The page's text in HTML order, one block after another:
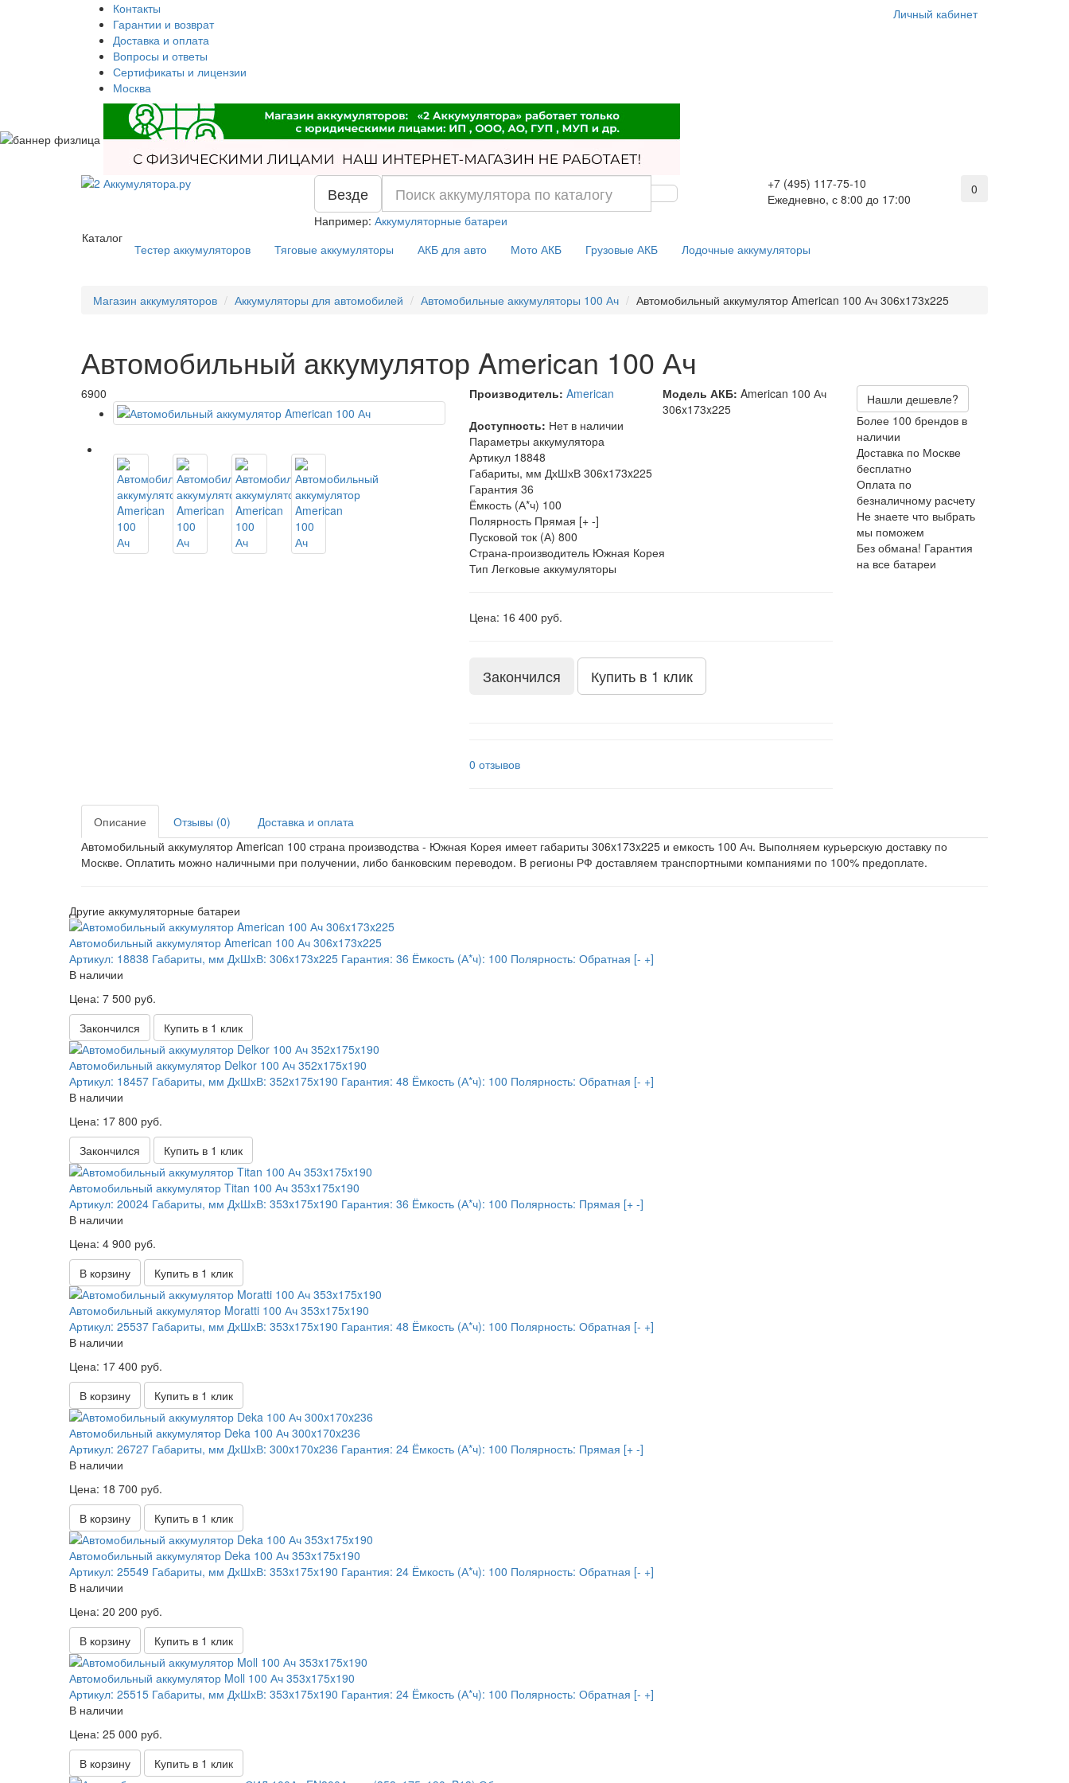
Личный кабинет
Контакты
Гарантии и возврат
Доставка и оплата
Вопросы и ответы
Сертификаты и лицензии
Москва
+7 (495) 117-75-10
Ежедневно, с 8:00 до 17:00
0
Везде
Например: Аккумуляторные батареи
Каталог
Тестер аккумуляторов Тяговые аккумуляторы АКБ для авто Мото АКБ Грузовые АКБ Лодочные аккумуляторы
Магазин аккумуляторов Аккумуляторы для автомобилей Автомобильные аккумуляторы 100 Ач Автомобильный аккумулятор American 100 Ач 306x173x225
Автомобильный аккумулятор American 100 Ач
6900 Производитель: American Модель АКБ: American 100 Ач
306x173x225
Доступность: Нет в наличии
Параметры аккумулятора
Артикул 18848
Габариты, мм ДхШхВ 306x173x225
Гарантия 36
Ёмкость (А*ч) 100
Полярность Прямая [+ -]
Пусковой ток (А) 800
Страна-производитель Южная Корея
Тип Легковые аккумуляторы
Цена: 16 400 руб.
Закончился Купить в 1 клик
0 отзывов
Нашли дешевле?
Более 100 брендов в
наличии
Доставка по Москве
бесплатно
Оплата по
безналичному расчету
Не знаете что выбрать
мы поможем
Без обмана! Гарантия
на все батареи
Описание Отзывы (0)
Доставка и оплата
Автомобильный аккумулятор American 100 страна производства - Южная Корея имеет габариты 306x173x225 и емкость 100 Ач. Выполняем курьерскую доставку по
Москве. Оплатить можно наличными при получении, либо банковским переводом. В регионы РФ доставляем транспортными компаниями по 100% предоплате.
Другие аккумуляторные батареи
Автомобильный аккумулятор American 100 Ач 306x173x225
Артикул: 18838 Габариты, мм ДхШхВ: 306x173x225 Гарантия: 36 Ёмкость (А*ч): 100 Полярность: Обратная [- +]
В наличии
Цена: 7 500 руб.
Закончился
Купить в 1 клик
Автомобильный аккумулятор Delkor 100 Ач 352x175x190
Артикул: 18457 Габариты, мм ДхШхВ: 352x175x190 Гарантия: 48 Ёмкость (А*ч): 100 Полярность: Обратная [- +]
В наличии
Цена: 17 800 руб.
Закончился
Купить в 1 клик
Автомобильный аккумулятор Titan 100 Ач 353x175x190
Артикул: 20024 Габариты, мм ДхШхВ: 353x175x190 Гарантия: 36 Ёмкость (А*ч): 100 Полярность: Прямая [+ -]
В наличии
Цена: 4 900 руб.
В корзину
Купить в 1 клик
Автомобильный аккумулятор Moratti 100 Ач 353x175x190
Артикул: 25537 Габариты, мм ДхШхВ: 353x175x190 Гарантия: 48 Ёмкость (А*ч): 100 Полярность: Обратная [- +]
В наличии
Цена: 17 400 руб.
В корзину
Купить в 1 клик
Автомобильный аккумулятор Deka 100 Ач 300x170x236
Артикул: 26727 Габариты, мм ДхШхВ: 300x170x236 Гарантия: 24 Ёмкость (А*ч): 100 Полярность: Прямая [+ -]
В наличии
Цена: 18 700 руб.
В корзину
Купить в 1 клик
Автомобильный аккумулятор Deka 100 Ач 353x175x190
Артикул: 25549 Габариты, мм ДхШхВ: 353x175x190 Гарантия: 24 Ёмкость (А*ч): 100 Полярность: Обратная [- +]
В наличии
Цена: 20 200 руб.
В корзину
Купить в 1 клик
Автомобильный аккумулятор Moll 100 Ач 353x175x190
Артикул: 25515 Габариты, мм ДхШхВ: 353x175x190 Гарантия: 24 Ёмкость (А*ч): 100 Полярность: Обратная [- +]
В наличии
Цена: 25 000 руб.
В корзину
Купить в 1 клик